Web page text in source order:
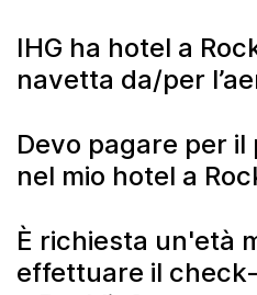
IHG ha hotel a
navetta da/per
Devo pagare per
nel mio hotel a
È richiesta un'età
effettuare il